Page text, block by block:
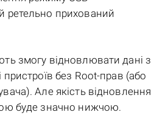
ретельно прихований
змогу відновлювати дані з
пристроїв без Root-прав (або
Але якість відновлення
буде значно нижчою.